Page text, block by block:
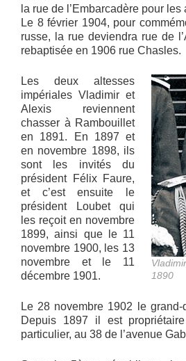
la rue de l’Embarcadère pour les
Le 8 février 1904, pour
russe, la rue deviendra rue de
rebaptisée en 1906 rue Chasles.
1890
Les deux altesses
impériales Vladimir et
Alexis reviennent
chasser à Rambouillet
en 1891. En 1897 et
en novembre 1898, ils
sont les invités du
président Félix Faure,
et c’est ensuite le
président Loubet qui
les reçoit en novembre
1899, ainsi que le 11
novembre 1900, les 13
novembre et le 11
décembre 1901.
Le 28 novembre 1902 le
Depuis 1897 il est
particulier, au 38 de l’avenue